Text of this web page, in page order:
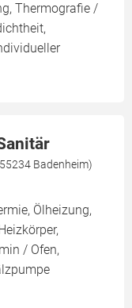
Thermografie /
Badenheim)
Ölheizung,
/ Ofen,